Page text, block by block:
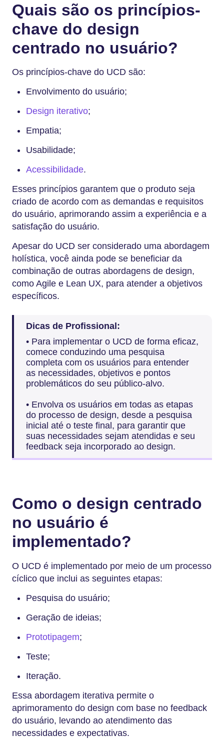
Quais são os princípios-
chave do design
centrado no usuário?
Os princípios-chave do UCD são:
Envolvimento do usuário;
Design iterativo;
Empatia;
Usabilidade;
Acessibilidade.
Esses princípios garantem que o produto seja
criado de acordo com as demandas e requisitos
do usuário, aprimorando assim a experiência e a
satisfação do usuário.
Apesar do UCD ser considerado uma abordagem
holística, você ainda pode se beneficiar da
combinação de outras abordagens de design,
como Agile e Lean UX, para atender a objetivos
específicos.
Dicas de Profissional:
• Para implementar o UCD de forma eficaz,
comece conduzindo uma pesquisa
completa com os usuários para entender
as necessidades, objetivos e pontos
problemáticos do seu público-alvo.
• Envolva os usuários em todas as etapas
do processo de design, desde a pesquisa
inicial até o teste final, para garantir que
suas necessidades sejam atendidas e seu
feedback seja incorporado ao design.
Como o design centrado
no usuário é
implementado?
O UCD é implementado por meio de um processo
cíclico que inclui as seguintes etapas:
Pesquisa do usuário;
Geração de ideias;
Prototipagem;
Teste;
Iteração.
Essa abordagem iterativa permite o
aprimoramento do design com base no feedback
do usuário, levando ao atendimento das
necessidades e expectativas.